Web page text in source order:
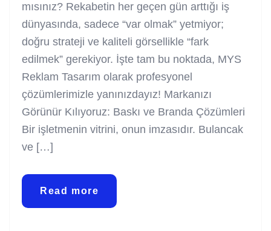
mısınız? Rekabetin her geçen gün arttığı iş
dünyasında, sadece “var olmak” yetmiyor;
doğru strateji ve kaliteli görsellikle “fark
edilmek” gerekiyor. İşte tam bu noktada, MYS
Reklam Tasarım olarak profesyonel
çözümlerimizle yanınızdayız! Markanızı
Görünür Kılıyoruz: Baskı ve Branda Çözümleri
Bir işletmenin vitrini, onun imzasıdır. Bulancak
ve […]
Read more